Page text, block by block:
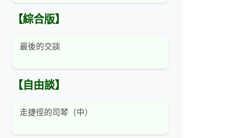
【綜合版】
最後的交談
【自由談】
走捷徑的司琴（中）